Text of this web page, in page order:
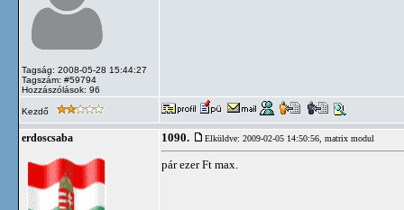
Tagság: 2008-05-28 15:44:27
Tagszám: #59794
Hozzászólások: 96
Kezdő
erdoscsaba 1090. Elküldve: 2009-02-05 14:50:56, matrix modul
pár ezer Ft max.